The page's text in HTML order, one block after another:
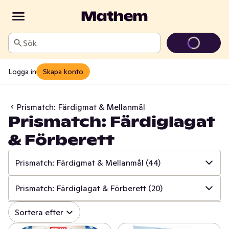
Sök
Logga in Skapa konto
Prismatch: Färdigmat & Mellanmål
Prismatch: Färdiglagat
& Förberett
Prismatch: Färdigmat & Mellanmål (44)
✓ Alla (533)
✓ Prismatch: Frukt & Grönt
Prismatch: Färdiglagat & Förberett (20)
✓ Alla (44)
Sortera efter